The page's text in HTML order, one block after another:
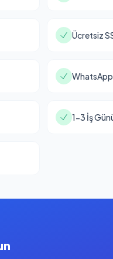
Ücretsiz
WhatsApp
1-3 İş